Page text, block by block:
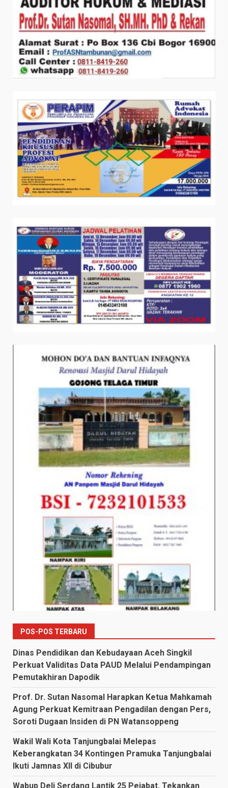
POS-POS TERBARU
Dinas Pendidikan dan Kebudayaan Aceh Singkil
Perkuat Validitas Data PAUD Melalui Pendampingan
Pemutakhiran Dapodik
Prof. Dr. Sutan Nasomal Harapkan Ketua Mahkamah
Agung Perkuat Kemitraan Pengadilan dengan Pers,
Soroti Dugaan Insiden di PN Watansoppeng
Wakil Wali Kota Tanjungbalai Melepas
Keberangkatan 34 Kontingen Pramuka Tanjungbalai
Ikuti Jamnas XII di Cibubur
Wabup Deli Serdang Lantik 25 Pejabat, Tekankan